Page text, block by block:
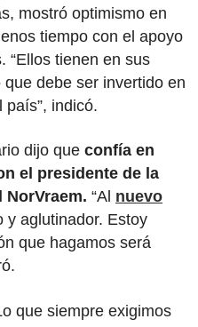
mostró optimismo en
tiempo con el apoyo
“Ellos tienen en sus
debe ser invertido en
indicó.
dijo que confía en
el presidente de la
“Al nuevo
y aglutinador. Estoy
que hagamos será
que siempre exigimos